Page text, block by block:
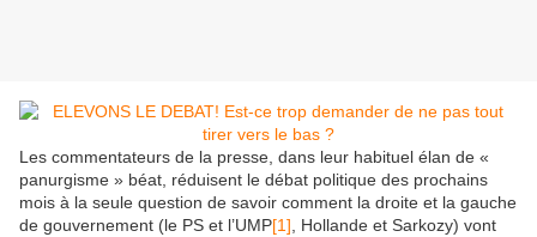
Les commentateurs de la presse, dans leur habituel élan de «
panurgisme » béat, réduisent le débat politique des prochains
mois à la seule question de savoir comment la droite et la gauche
de gouvernement (le PS et l’UMP[1] , Hollande et Sarkozy) vont